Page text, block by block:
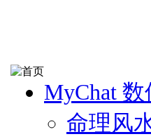
MyChat
命理风